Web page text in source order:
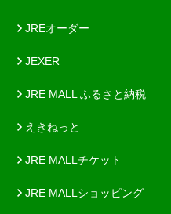
JREオーダー
JEXER
JRE MALL ふるさと納税
えきねっと
JRE MALLチケット
JRE MALLショッピング